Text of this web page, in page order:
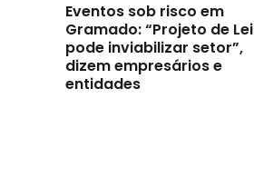
Eventos sob risco em
Gramado: “Projeto de Lei
pode inviabilizar setor”,
dizem empresários e
entidades